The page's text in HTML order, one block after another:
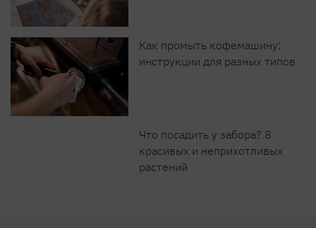
Как промыть кофемашину:
инструкции для разных типов
Что посадить у забора? 8
красивых и неприхотливых
растений